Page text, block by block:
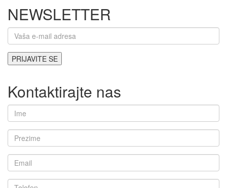
NEWSLETTER
Kontaktirajte nas